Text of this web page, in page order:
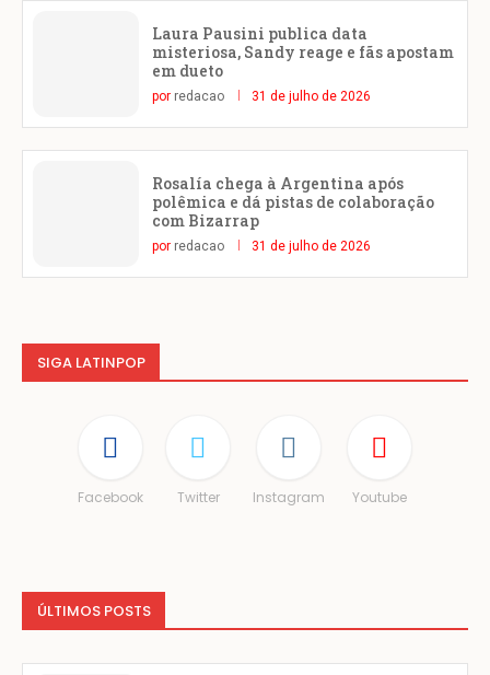
Laura Pausini publica data
misteriosa, Sandy reage e fãs apostam
em dueto
por redacao 31 de julho de 2026
Rosalía chega à Argentina após
polêmica e dá pistas de colaboração
com Bizarrap
por redacao 31 de julho de 2026
SIGA LATINPOP
Facebook Twitter Instagram Youtube
ÚLTIMOS POSTS